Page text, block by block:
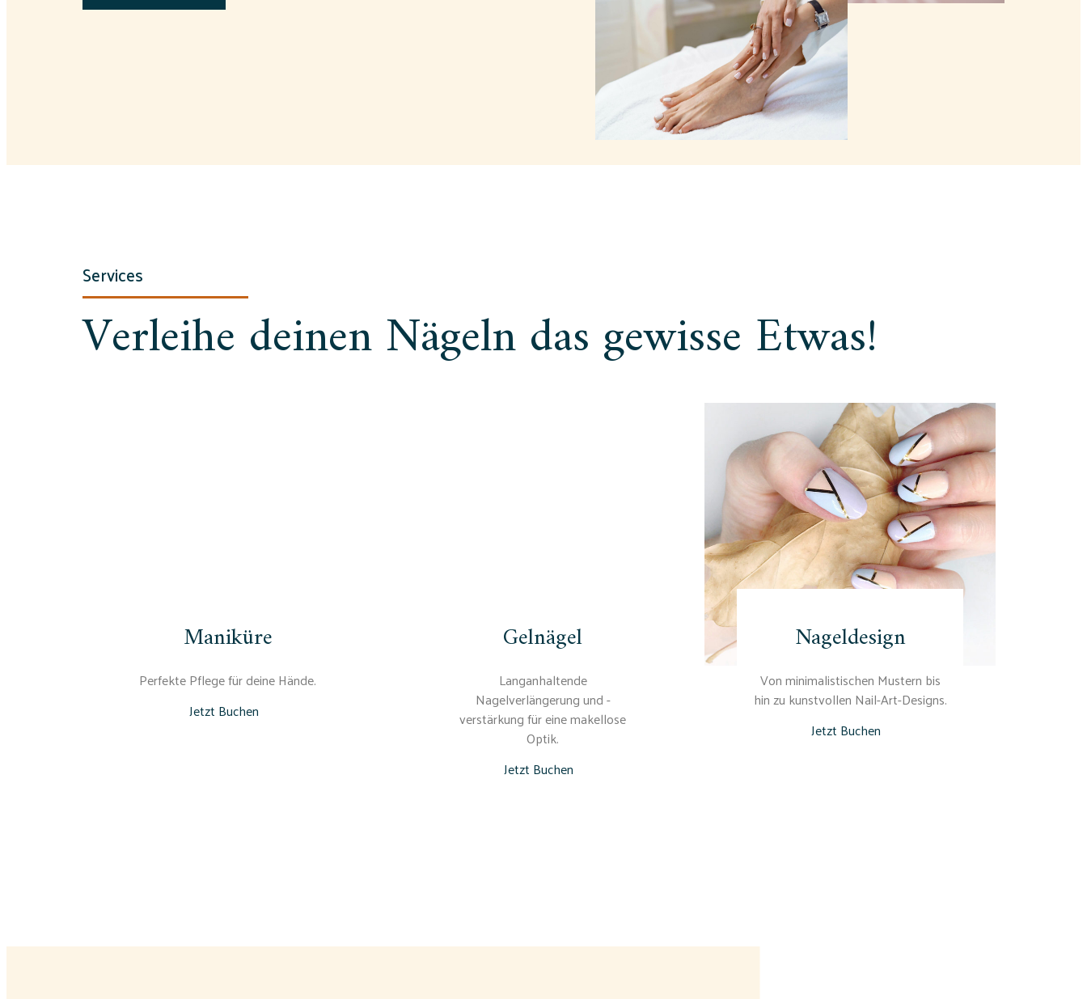
Services
Verleihe deinen Nägeln das gewisse Etwas!
Maniküre
Perfekte Pflege für deine Hände.
Jetzt Buchen
Gelnägel
Langanhaltende
Nagelverlängerung und -
verstärkung für eine makellose
Optik.
Jetzt Buchen
Nageldesign
Von minimalistischen Mustern bis
hin zu kunstvollen Nail-Art-Designs.
Jetzt Buchen